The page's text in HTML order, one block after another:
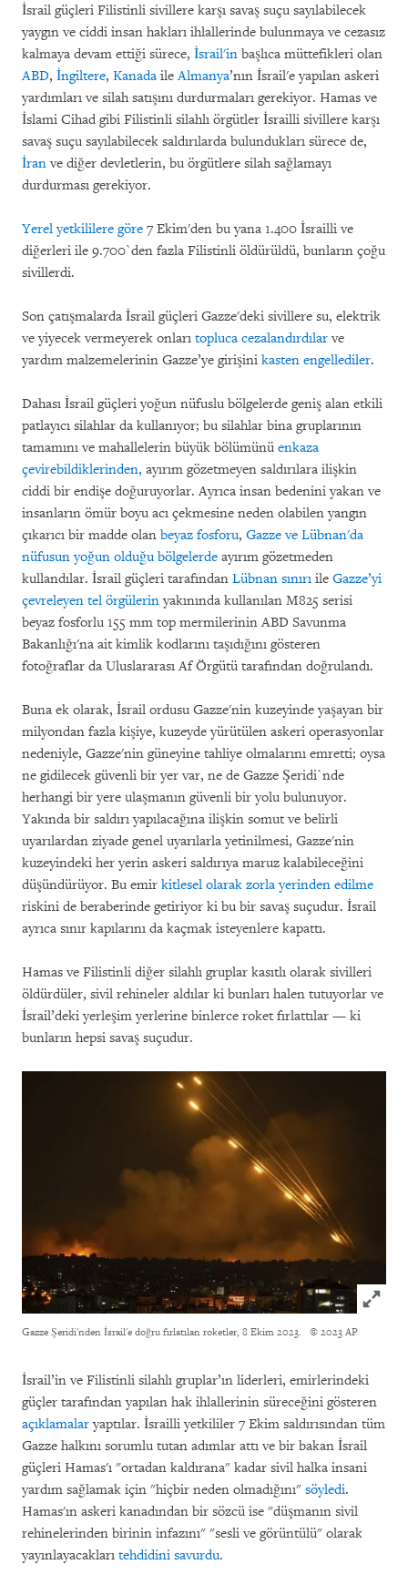
İsrail güçleri Filistinli sivillere karşı savaş suçu sayılabilecek
yaygın ve ciddi insan hakları ihlallerinde bulunmaya ve cezasız
kalmaya devam ettiği sürece, İsrail'in başlıca müttefikleri olan
ABD, İngiltere, Kanada ileAlmanya’nın İsrail'e yapılan askeri
yardımları ve silah satışını durdurmaları gerekiyor. Hamas ve
İslami Cihad gibi Filistinli silahlı örgütler İsrailli sivillere karşı
savaş suçu sayılabilecek saldırılarda bulundukları sürece de,
İranve diğer devletlerin, bu örgütlere silah sağlamayı
durdurması gerekiyor.
Yerel yetkililere göre 7 Ekim'den bu yana 1.400 İsrailli ve
diğerleri ile 9.700`den fazla Filistinli öldürüldü, bunların çoğu
sivillerdi.
Son çatışmalarda İsrail güçleri Gazze'deki sivillere su, elektrik
ve yiyecek vermeyerek onları topluca cezalandırdılarve
yardım malzemelerinin Gazze’ye girişini kasten engellediler.
Dahası İsrail güçleri yoğun nüfuslu bölgelerde geniş alan etkili
patlayıcı silahlar da kullanıyor; bu silahlar bina gruplarının
tamamını ve mahallelerin büyük bölümünü enkaza
çevirebildiklerinden, ayırım gözetmeyen saldırılara ilişkin
ciddi bir endişe doğuruyorlar. Ayrıca insan bedenini yakan ve
insanların ömür boyu acı çekmesine neden olabilen yangın
çıkarıcı bir madde olan beyaz fosforu, Gazze ve Lübnan'da
nüfusun yoğun olduğu bölgelerde ayırım gözetmeden
kullandılar. İsrail güçleri tarafından Lübnan sınırı ile Gazze’yi
çevreleyen tel örgülerinyakınında kullanılan M825 serisi
beyaz fosforlu 155 mm top mermilerinin ABD Savunma
Bakanlığı'na ait kimlik kodlarını taşıdığını gösteren
fotoğraflar da Uluslararası Af Örgütü tarafından doğrulandı.
Buna ek olarak, İsrail ordusu Gazze'nin kuzeyinde yaşayan bir
milyondan fazla kişiye, kuzeyde yürütülen askeri operasyonlar
nedeniyle, Gazze'nin güneyine tahliye olmalarını emretti; oysa
ne gidilecek güvenli bir yer var, ne de Gazze Şeridi`nde
herhangi bir yere ulaşmanın güvenli bir yolu bulunuyor.
Yakında bir saldırı yapılacağına ilişkin somut ve belirli
uyarılardan ziyade genel uyarılarla yetinilmesi, Gazze'nin
kuzeyindeki her yerin askeri saldırıya maruz kalabileceğini
düşündürüyor. Bu emir kitlesel olarak zorla yerinden edilme
riskini de beraberinde getiriyor ki bu bir savaş suçudur. İsrail
ayrıca sınır kapılarını da kaçmak isteyenlere kapattı.
Hamas ve Filistinli diğer silahlı gruplar kasıtlı olarak sivilleri
öldürdüler, sivil rehineler aldılar ki bunları halen tutuyorlar ve
İsrail’deki yerleşim yerlerine binlerce roket fırlattılar — ki
bunların hepsi savaş suçudur.
Click to
Gazze Şeridi'nden İsrail'e doğru fırlatılan roketler, 8 Ekim 2023. © 2023 AP
İsrail’in ve Filistinli silahlı gruplar’ın liderleri, emirlerindeki
güçler tarafından yapılan hak ihlallerinin süreceğini gösteren
açıklamalaryaptılar. İsrailli yetkililer 7 Ekim saldırısından tüm
Gazze halkını sorumlu tutan adımlar attı ve bir bakan İsrail
güçleri Hamas'ı "ortadan kaldırana" kadar sivil halka insani
yardım sağlamak için "hiçbir neden olmadığını" söyledi.
Hamas'ın askeri kanadından bir sözcü ise "düşmanın sivil
rehinelerinden birinin infazını" "sesli ve görüntülü" olarak
yayınlayacakları tehdidini savurdu.